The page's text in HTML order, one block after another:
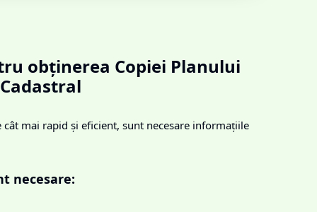
obținerea Copiei Planului
Cadastral
cât mai rapid și eficient, sunt necesare informațiile
necesare: